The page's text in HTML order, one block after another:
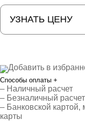
УЗНАТЬ ЦЕНУ
Добавить в
Способы оплаты +
– Наличный расчет
– Безналичный
– Банковской
карты